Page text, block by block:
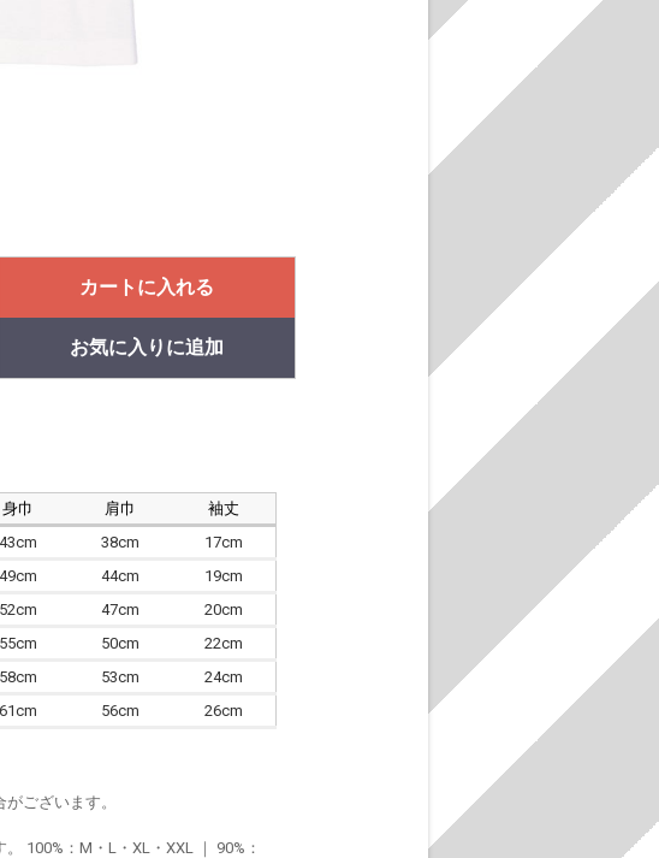
カートに入れる
お気に入りに追加
身巾 肩巾
袖丈
43cm 38cm
17cm
49cm 44cm
19cm
52cm 47cm
20cm
55cm 50cm
22cm
58cm 53cm
24cm
61cm 56cm 26cm
ございます。
100%：M・L・XL・XXL ｜ 90%：